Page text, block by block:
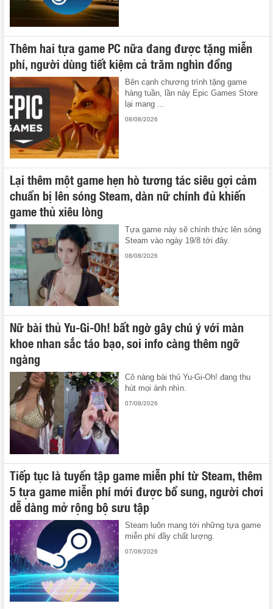
Thêm hai tựa game PC nữa đang được tặng miễn
phí, người dùng tiết kiệm cả trăm nghìn đồng
Bên cạnh chương trình tặng game
hàng tuần, lần này Epic Games Store
lại mang ...
08/08/2026
Lại thêm một game hẹn hò tương tác siêu gợi cảm
chuẩn bị lên sóng Steam, dàn nữ chính đủ khiến
game thủ xiêu lòng
Tựa game này sẽ chính thức lên sóng
Steam vào ngày 19/8 tới đây.
08/08/2026
Nữ bài thủ Yu-Gi-Oh! bất ngờ gây chú ý với màn
khoe nhan sắc táo bạo, soi info càng thêm ngỡ
ngàng
Cô nàng bài thủ Yu-Gi-Oh! đang thu
hút mọi ánh nhìn.
07/08/2026
Tiếp tục là tuyển tập game miễn phí từ Steam, thêm
5 tựa game miễn phí mới được bổ sung, người chơi
dễ dàng mở rộng bộ sưu tập
Steam luôn mang tới những tựa game
miễn phí đầy chất lượng.
07/08/2026